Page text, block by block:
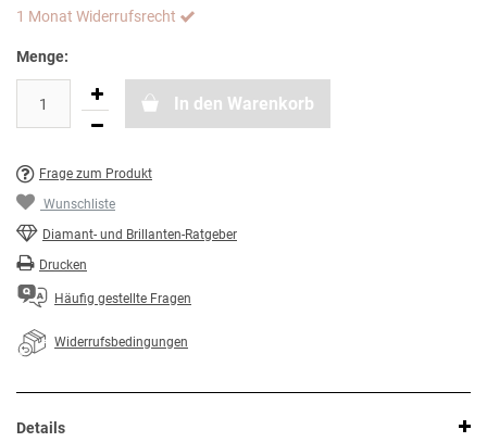
1 Monat Widerrufsrecht
Menge:
In den Warenkorb
Frage zum Produkt
Wunschliste
Diamant- und Brillanten-Ratgeber
Drucken
Häufig gestellte Fragen
Widerrufsbedingungen
Details